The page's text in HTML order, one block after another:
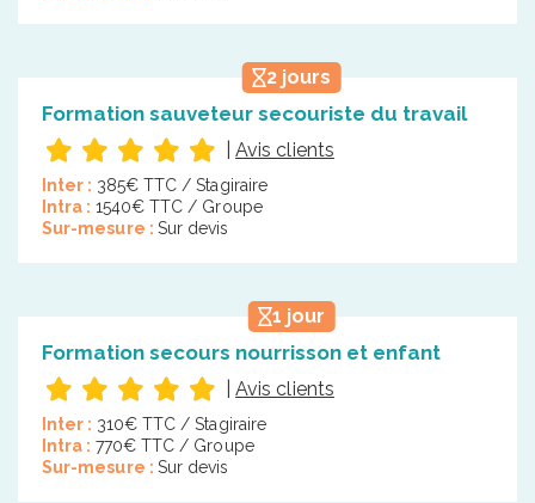
2 jours
Formation sauveteur secouriste du travail
Avis clients
Inter : 385€ TTC / Stagiraire
Intra : 1540€ TTC / Groupe
Sur-mesure : Sur devis
1 jour
Formation secours nourrisson et enfant
Avis clients
Inter : 310€ TTC / Stagiraire
Intra : 770€ TTC / Groupe
Sur-mesure : Sur devis